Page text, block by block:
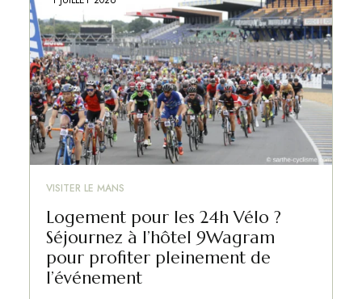
VISITER LE MANS
Logement pour les 24h Vélo ?
Séjournez à l’hôtel 9Wagram
pour profiter pleinement de
l’événement